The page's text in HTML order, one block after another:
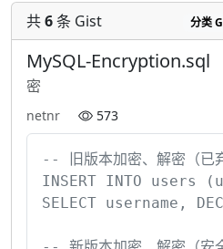
共6条 Gist 分类
MySQL-Encryption.sql
密
netnr 573
-- 旧版本加密、解密（已
INSERT INTO users
SELECT username,